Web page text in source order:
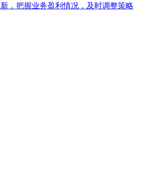
，把握业务盈利情况，及时调整策略